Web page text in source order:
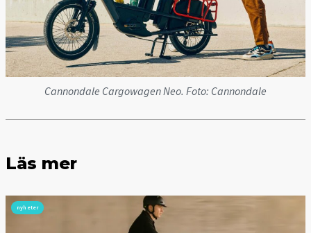
Cannondale Cargowagen Neo. Foto: Cannondale
Läs mer
nyheter